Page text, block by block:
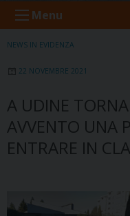
Menu
NEWS IN EVIDENZA
22 NOVEMBRE 2021
A UDINE
AVVENTO UNA
ENTRARE IN